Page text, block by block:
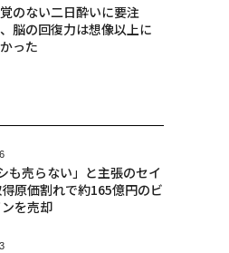
のない二日酔いに要注
脳の回復力は想像以上に
った
も売らない」と主張のセイ
原価割れで約165億円のビ
を売却